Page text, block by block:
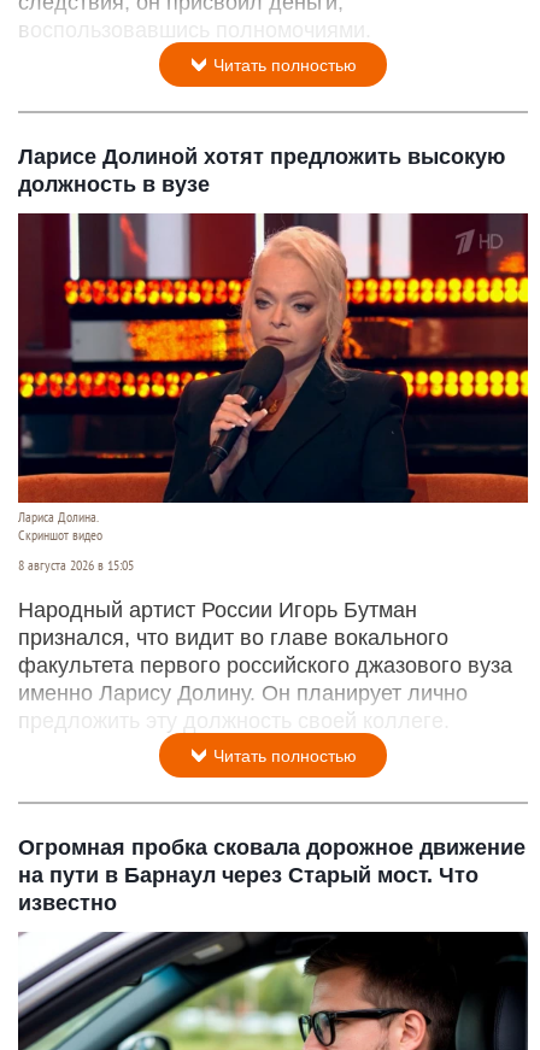
воспользовавшись полномочиями.
Читать полностью
Ларисе Долиной хотят предложить высокую
должность в вузе
Лариса Долина.
Скриншот видео
8 августа 2026 в 15:05
Народный артист России Игорь Бутман
признался, что видит во главе вокального
факультета первого российского джазового вуза
именно Ларису Долину. Он планирует лично
предложить эту должность своей коллеге.
Читать полностью
Огромная пробка сковала дорожное движение
на пути в Барнаул через Старый мост. Что
известно